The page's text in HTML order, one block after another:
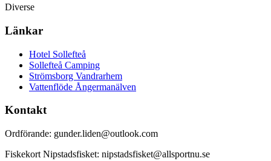
Diverse
Länkar
Hotel Sollefteå
Sollefteå Camping
Strömsborg Vandrarhem
Vattenflöde Ångermanälven
Kontakt
Ordförande: gunder.liden@outlook.com
Fiskekort Nipstadsfisket: nipstadsfisket@allsportnu.se